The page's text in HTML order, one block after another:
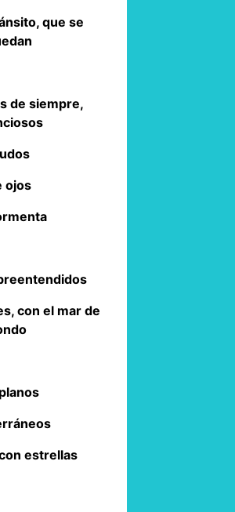
que se
de siempre,
ojos
con el mar de
estrellas